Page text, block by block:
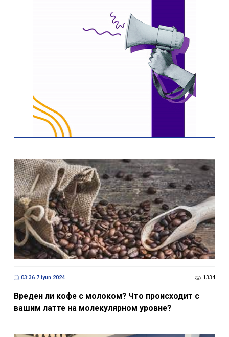
03:36 7 iyun 2024 1334
Вреден ли кофе с молоком? Что происходит с
вашим латте на молекулярном уровне?